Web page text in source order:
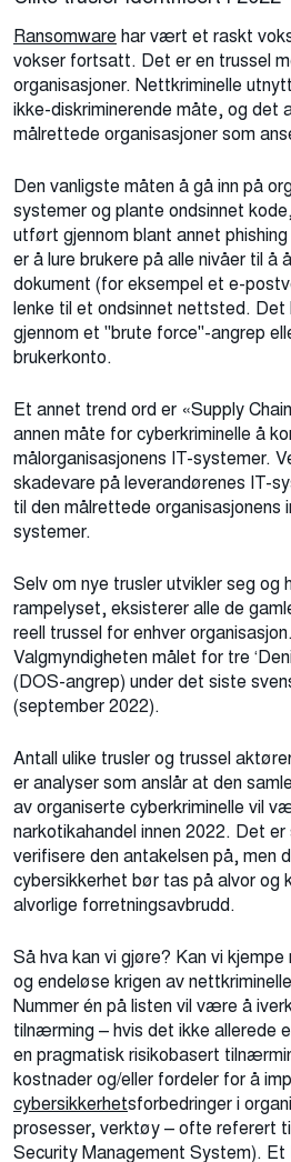
Ransomware har vært et raskt
vokser fortsatt. Det er en trussel
organisasjoner. Nettkriminelle
ikke-diskriminerende måte, og det
målrettede organisasjoner som
Den vanligste måten å gå inn på
systemer og plante ondsinnet
utført gjennom blant annet
er å lure brukere på alle nivåer til å
dokument (for eksempel et e-
lenke til et ondsinnet nettsted. Det
gjennom et "brute force"-angrep
brukerkonto.
Et annet trend ord er «Supply
annen måte for cyberkriminelle å
målorganisasjonens IT-systemer.
skadevare på leverandørenes IT-
til den målrettede organisasjonens
systemer.
Selv om nye trusler utvikler seg og
rampelyset, eksisterer alle de
reell trussel for enhver
Valgmyndigheten målet for tre
(DOS-angrep) under det siste
(september 2022).
Antall ulike trusler og trussel
er analyser som anslår at den
av organiserte cyberkriminelle vil
narkotikahandel innen 2022. Det
verifisere den antakelsen på, men
cybersikkerhet bør tas på alvor og
alvorlige forretningsavbrudd.
Så hva kan vi gjøre? Kan vi
og endeløse krigen av
Nummer én på listen vil være å
tilnærming – hvis det ikke allerede
en pragmatisk risikobasert
kostnader og/eller fordeler for å
cybersikkerhetsforbedringer i
prosesser, verktøy – ofte referert
Security Management System).